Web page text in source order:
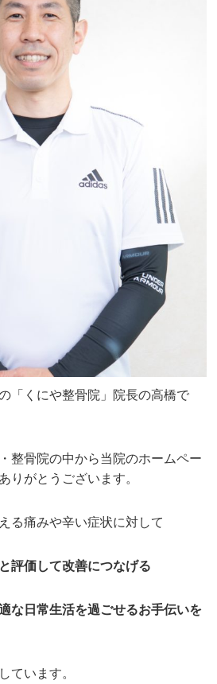
「くにや整骨院」院長の高橋で
整骨院の中から当院のホームペー
りがとうございます。
る痛みや辛い症状に対して
評価して改善につなげる
な日常生活を過ごせるお手伝いを
ています。